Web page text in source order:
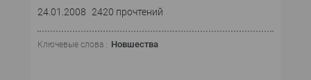
24.01.2008 2420 прочтений
Ключевые слова : Новшества